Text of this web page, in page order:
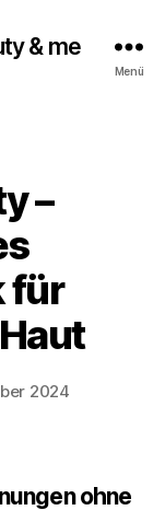
& me
Menü
–
für
2024
ohne